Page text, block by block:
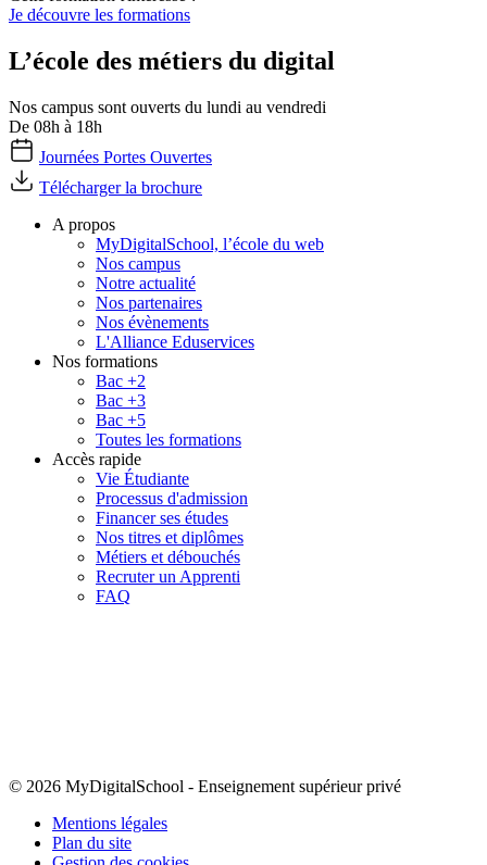
Je découvre les formations
L’école des métiers du digital
Nos campus sont ouverts du lundi au vendredi
De 08h à 18h
Journées Portes Ouvertes
Télécharger la brochure
A propos
MyDigitalSchool, l’école du web
Nos campus
Notre actualité
Nos partenaires
Nos évènements
L'Alliance Eduservices
Nos formations
Bac +2
Bac +3
Bac +5
Toutes les formations
Accès rapide
Vie Étudiante
Processus d'admission
Financer ses études
Nos titres et diplômes
Métiers et débouchés
Recruter un Apprenti
FAQ
© 2026 MyDigitalSchool - Enseignement supérieur privé
Mentions légales
Plan du site